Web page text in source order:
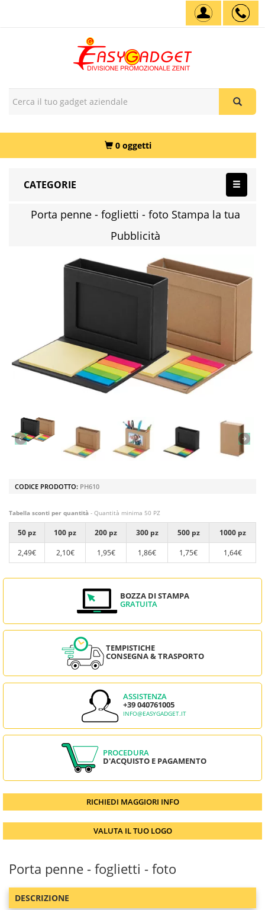
0 oggetti
CATEGORIE
Porta penne - foglietti - foto Stampa la tua
Pubblicità
CODICE PRODOTTO: PH610
Tabella sconti per quantità - Quantità minima 50 PZ
50 pz 100 pz 200 pz 300 pz 500 pz
1000 pz
2,49€
2,10€ 1,95€ 1,86€ 1,75€ 1,64€
BOZZA DI STAMPA
GRATUITA
TEMPISTICHE
CONSEGNA & TRASPORTO
ASSISTENZA
+39 040761005
INFO@EASYGADGET.IT
PROCEDURA
D'ACQUISTO E PAGAMENTO
RICHIEDI MAGGIORI INFO
VALUTA IL TUO LOGO
Porta penne - foglietti - foto
DESCRIZIONE